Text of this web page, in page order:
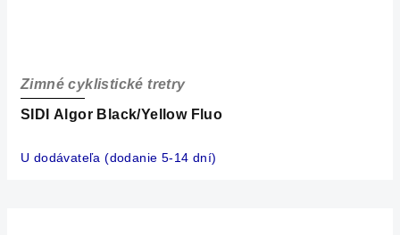
SIDI Algor Black/Yellow Fluo
Zimné cyklistické tretry
U dodávateľa (dodanie 5-14 dní)